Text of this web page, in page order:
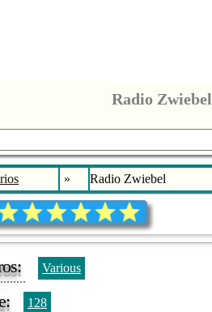
Radio Zwiebel
» Radio Zwiebel
Various
128